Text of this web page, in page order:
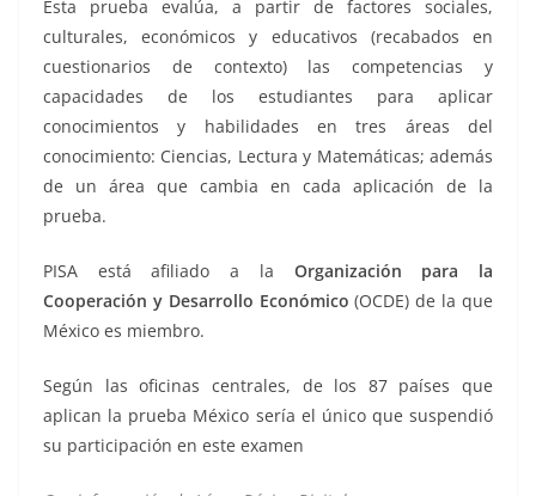
Esta prueba evalúa, a partir de factores sociales,
culturales, económicos y educativos (recabados en
cuestionarios de contexto) las competencias y
capacidades de los estudiantes para aplicar
conocimientos y habilidades en tres áreas del
conocimiento: Ciencias, Lectura y Matemáticas; además
de un área que cambia en cada aplicación de la
prueba.
PISA está afiliado a la Organización para la
Cooperación y Desarrollo Económico (OCDE) de la que
México es miembro.
Según las oficinas centrales, de los 87 países que
aplican la prueba México sería el único que suspendió
su participación en este examen